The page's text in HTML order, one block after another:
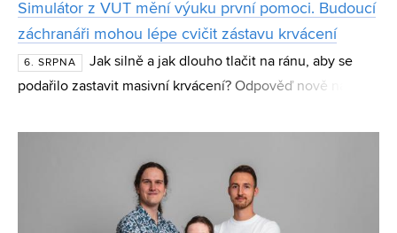
Simulátor z VUT mění výuku první pomoci. Budoucí
záchranáři mohou lépe cvičit zástavu krvácení
6. SRPNA
Jak silně a jak dlouho tlačit na ránu, aby se
podařilo zastavit masivní krvácení? Odpověď nově nabízí
Fakulty strojního inženýrství VUT. Zařízení stud